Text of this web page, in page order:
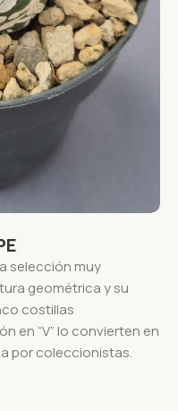
selección muy
geométrica y su
costillas
en “V” lo convierten en
por coleccionistas.